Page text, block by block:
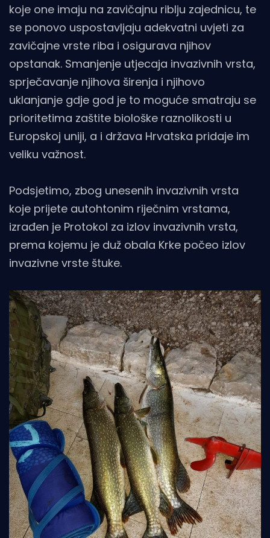
koje one imaju na zavičajnu riblju zajednicu, te
se ponovo uspostavljaju adekvatni uvjeti za
zavičajne vrste riba i osigurava njihov
opstanak. Smanjenje utjecaja invazivnih vrsta,
sprječavanje njihova širenja i njihovo
uklanjanje gdje god je to moguće smatraju se
prioritetima zaštite biološke raznolikosti u
Europskoj uniji, a i država Hrvatska pridaje im
veliku važnost.
Podsjetimo, zbog unesenih invazivnih vrsta
koje prijete autohtonim riječnim vrstama,
izrađen je Protokol za izlov invazivnih vrsta,
prema kojemu je duž obala Krke počeo izlov
invazivne vrste štuke.